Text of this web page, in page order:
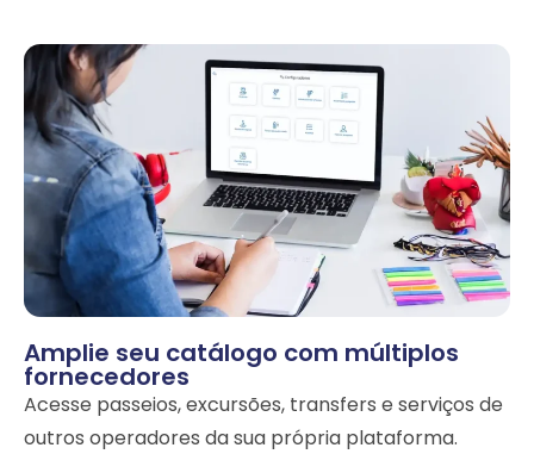
Amplie seu catálogo com múltiplos
fornecedores
Acesse passeios, excursões, transfers e serviços de
outros operadores da sua própria plataforma.